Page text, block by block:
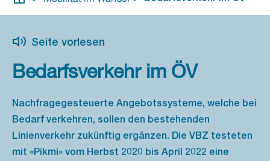
Deutsch
Seite vorlesen
Bedarfsverkehr im ÖV
Nachfragegesteuerte Angebotssysteme, welche bei
Bedarf verkehren, sollen den bestehenden
Linienverkehr zukünftig ergänzen. Die VBZ testeten
mit «Pikmi» vom Herbst 2020 bis April 2022 eine